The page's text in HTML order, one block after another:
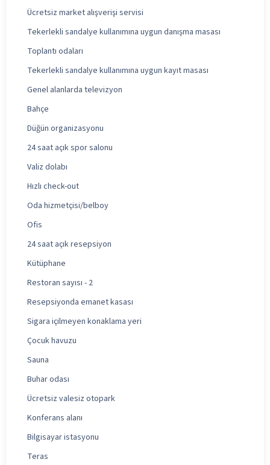
Ücretsiz market alışverişi servisi
Tekerlekli sandalye kullanımına uygun danışma masası
Toplantı odaları
Tekerlekli sandalye kullanımına uygun kayıt masası
Genel alanlarda televizyon
Bahçe
Düğün organizasyonu
24 saat açık spor salonu
Valiz dolabı
Hızlı check-out
Oda hizmetçisi/belboy
Ofis
24 saat açık resepsiyon
Kütüphane
Restoran sayısı - 2
Resepsiyonda emanet kasası
Sigara içilmeyen konaklama yeri
Çocuk havuzu
Sauna
Buhar odası
Ücretsiz valesiz otopark
Konferans alanı
Bilgisayar istasyonu
Teras